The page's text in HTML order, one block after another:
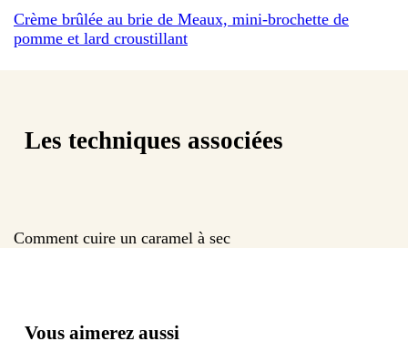
Crème brûlée au brie de Meaux, mini-brochette de
pomme et lard croustillant
Les techniques associées
Comment cuire un caramel à sec
Vous aimerez aussi